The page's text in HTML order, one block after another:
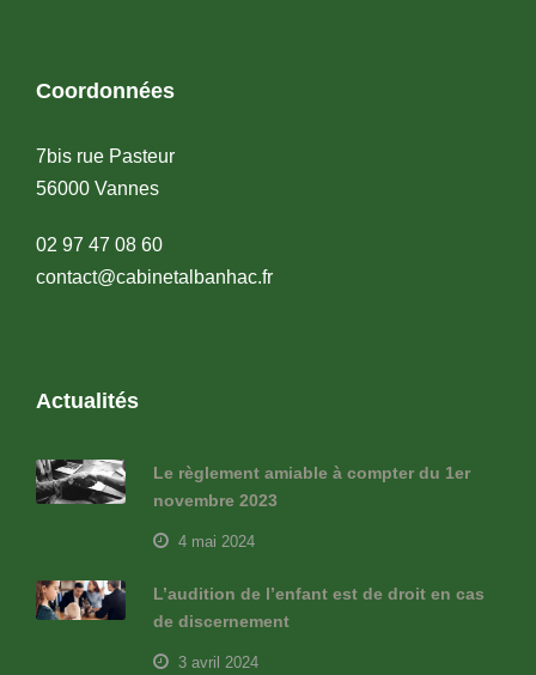
Coordonnées
7bis rue Pasteur
56000 Vannes
02 97 47 08 60
contact@cabinetalbanhac.fr
Actualités
Le règlement amiable à compter du 1er
novembre 2023
4 mai 2024
L’audition de l’enfant est de droit en cas
de discernement
3 avril 2024